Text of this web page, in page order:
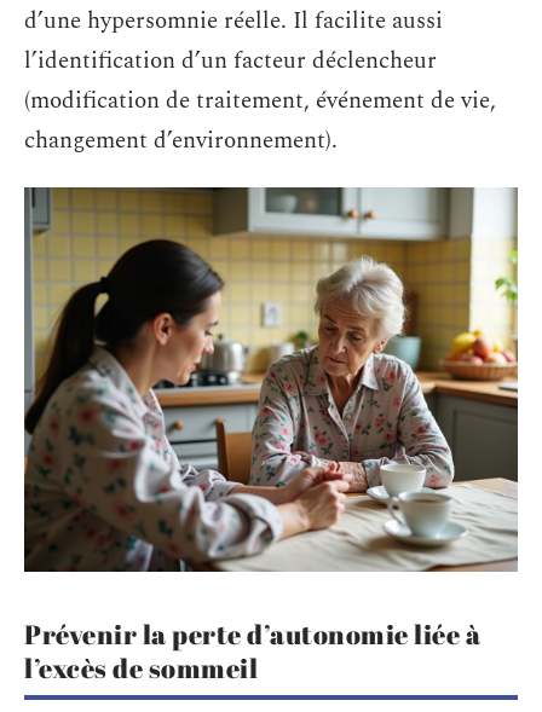
d’une hypersomnie réelle. Il facilite aussi
l’identification d’un facteur déclencheur
(modification de traitement, événement de vie,
changement d’environnement).
Prévenir la perte d’autonomie liée à
l’excès de sommeil